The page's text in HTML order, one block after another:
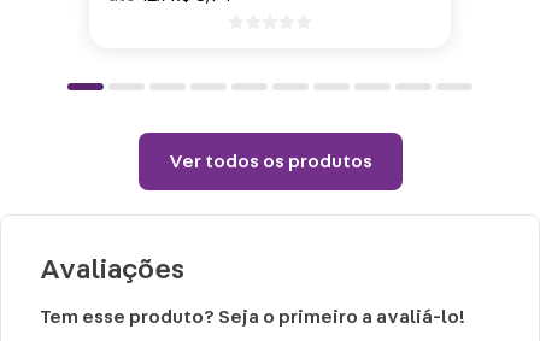
(sem vapor).
Permitido uso de centrifuga e máquina
Temperatura máxima de lavagem 40°.
Não limpar a seco.
Ver todos os produtos
Avaliações
Tem esse produto? Seja o primeiro a avaliá-lo!